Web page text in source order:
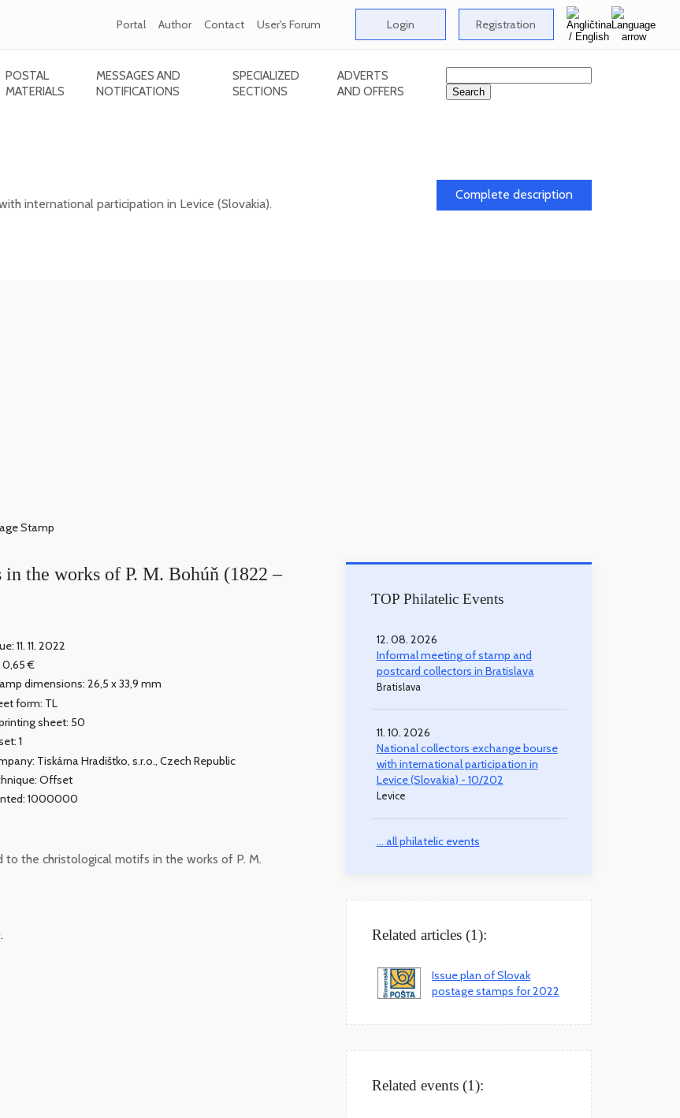
Portal Author Contact User's Forum Login Registration
POSTAL
MATERIALS
MESSAGES AND
NOTIFICATIONS
SPECIALIZED
SECTIONS
ADVERTS
AND OFFERS
international participation in Levice (Slovakia).
Complete description
Stamp
the works of P. M. Bohúň (1822 –
11. 11. 2022
0,65 €
dimensions: 26,5 x 33,9 mm
form: TL
sheet: 50
1
Tiskárna Hradištko, s.r.o., Czech Republic
Offset
1000000
the christological motifs in the works of P. M.
TOP Philatelic Events
12. 08. 2026
Informal meeting of stamp and
postcard collectors in Bratislava
Bratislava
11. 10. 2026
National collectors exchange bourse
with international participation in
Levice (Slovakia) - 10/202
Levice
... all philatelic events
Related articles (1):
Issue plan of Slovak
postage stamps for 2022
Related events (1):